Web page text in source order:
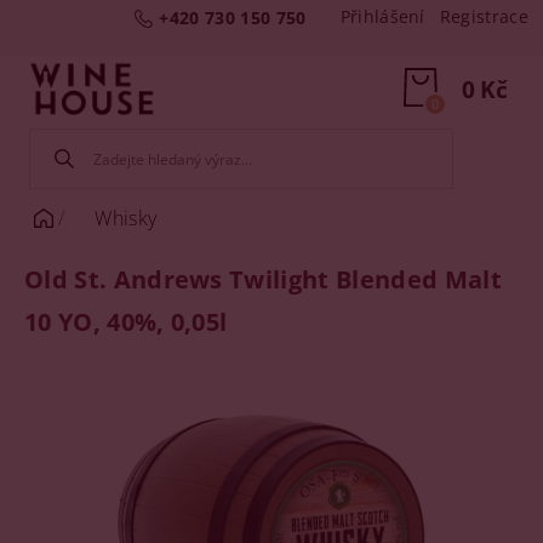
+420 730 150 750 Přihlášení Registrace
0 Kč
0
Whisky
Old St. Andrews Twilight Blended Malt
10 YO, 40%, 0,05l